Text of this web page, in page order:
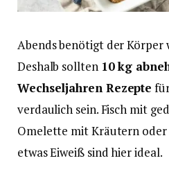
Abends benötigt der Körper
Deshalb sollten 10 kg
Wechseljahren Rezepte
verdaulich sein. Fisch mit
Omelette mit Kräutern oder
etwas Eiweiß sind hier ideal.